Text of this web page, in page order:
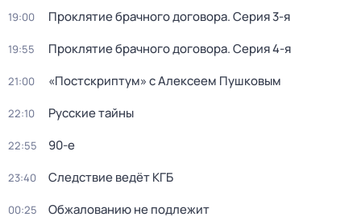
19:00 Проклятие брачного договора. Серия 3-я
19:55 Проклятие брачного договора. Серия 4-я
21:00 «Постскриптум» с Алексеем Пушковым
22:10 Русские тайны
22:55 90-е
23:40 Следствие ведёт КГБ
00:25 Обжалованию не подлежит